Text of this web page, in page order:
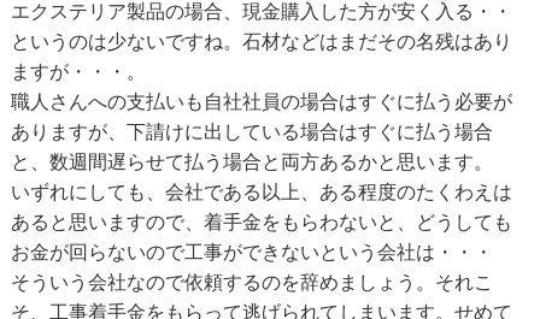
エクステリア製品の場合、現金購入した方が安く入る・・
というのは少ないですね。石材などはまだその名残はあり
ますが・・・。
職人さんへの支払いも自社社員の場合はすぐに払う必要が
ありますが、下請けに出している場合はすぐに払う場合
と、数週間遅らせて払う場合と両方あるかと思います。
いずれにしても、会社である以上、ある程度のたくわえは
あると思いますので、着手金をもらわないと、どうしても
お金が回らないので工事ができないという会社は・・・
そういう会社なので依頼するのを辞めましょう。それこ
そ、工事着手金をもらって逃げられてしまいます。せめて